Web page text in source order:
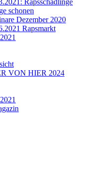
Rapsschädlinge
schonen
Dezember 2020
Rapsmarkt
VON HIER 2024